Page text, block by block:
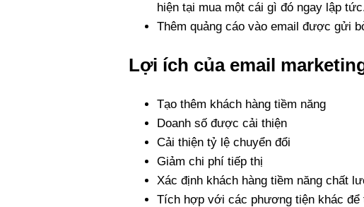
hiện tại mua một cái gì đó ngay lập
Thêm quảng cáo vào email được gửi
Lợi ích của email
Tạo thêm khách hàng tiềm năng
Doanh số được cải thiện
Cải thiện tỷ lệ chuyển đổi
Giảm chi phí tiếp thị
Xác định khách hàng tiềm năng chất
Tích hợp với các phương tiện khác để